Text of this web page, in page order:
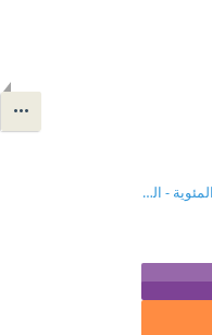
الرومانسية لا تلائم الأفلام الملونة : ثلاثية حفل المئوية - الجزء الثاني